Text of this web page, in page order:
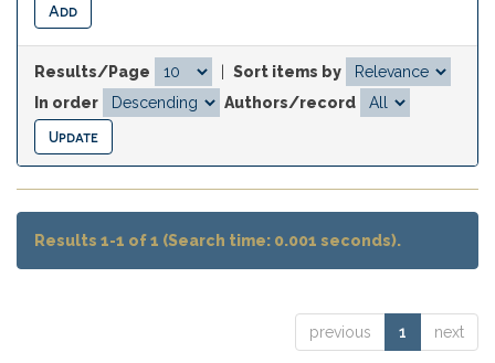
Results/Page
Sort items by
In order
Authors/record
Results 1-1 of 1 (Search time: 0.001 seconds).
previous 1 next